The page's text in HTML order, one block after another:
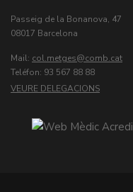
Passeig de la Bonanova, 47
08017 Barcelona
Mail: col.metges
Teléfon: 93 567 88 88
VEURE DELEGACIONS